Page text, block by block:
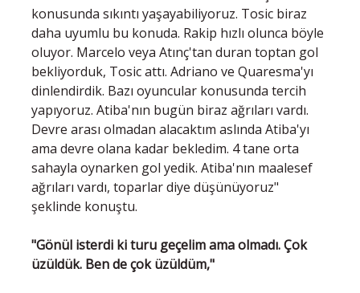
konusunda sıkıntı yaşayabiliyoruz. Tosic biraz
daha uyumlu bu konuda. Rakip hızlı olunca böyle
oluyor. Marcelo veya Atınç'tan duran toptan gol
bekliyorduk, Tosic attı. Adriano ve Quaresma'yı
dinlendirdik. Bazı oyuncular konusunda tercih
yapıyoruz. Atiba'nın bugün biraz ağrıları vardı.
Devre arası olmadan alacaktım aslında Atiba'yı
ama devre olana kadar bekledim. 4 tane orta
sahayla oynarken gol yedik. Atiba'nın maalesef
ağrıları vardı, toparlar diye düşünüyoruz"
şeklinde konuştu.
"Gönül isterdi ki turu geçelim ama olmadı. Çok
üzüldük. Ben de çok üzüldüm,"